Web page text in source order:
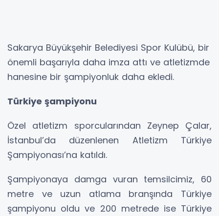
Sakarya Büyükşehir Belediyesi Spor Kulübü, bir
önemli başarıyla daha imza attı ve atletizmde
hanesine bir şampiyonluk daha ekledi.
Türkiye şampiyonu
Özel atletizm sporcularından Zeynep Çalar,
İstanbul’da düzenlenen Atletizm Türkiye
Şampiyonası’na katıldı.
Şampiyonaya damga vuran temsilcimiz, 60
metre ve uzun atlama branşında Türkiye
şampiyonu oldu ve 200 metrede ise Türkiye